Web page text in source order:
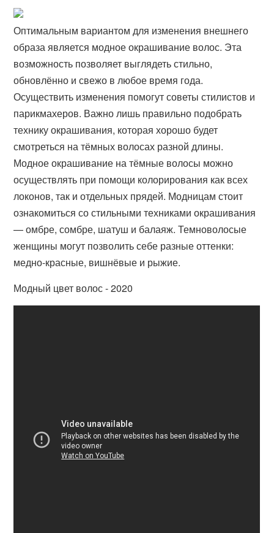
Оптимальным вариантом для изменения внешнего
образа является модное окрашивание волос. Эта
возможность позволяет выглядеть стильно,
обновлённо и свежо в любое время года.
Осуществить изменения помогут советы стилистов и
парикмахеров. Важно лишь правильно подобрать
технику окрашивания, которая хорошо будет
смотреться на тёмных волосах разной длины.
Модное окрашивание на тёмные волосы можно
осуществлять при помощи колорирования как всех
локонов, так и отдельных прядей. Модницам стоит
ознакомиться со стильными техниками окрашивания
— омбре, сомбре, шатуш и балаяж. Темноволосые
женщины могут позволить себе разные оттенки:
медно-красные, вишнёвые и рыжие.
Модный цвет волос - 2020